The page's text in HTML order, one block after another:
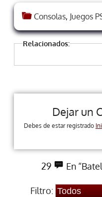
Consolas, Juegos
Relacionados:
Dejar un
Debes de estar registrado
29 En
Filtro: